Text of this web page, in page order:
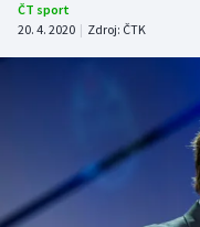
Atletika
DALŠÍ SPORTY
Americký fotbal
NEPŘEHLÉDNĚTE
ČT sport
20. 4. 2020 | Zdroj: ČTK